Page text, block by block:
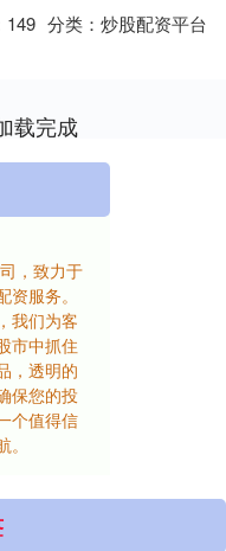
149 分类：炒股配资平台
载完成
，致力于
服务。
我们为客
市中抓住
，透明的
保您的投
个值得信